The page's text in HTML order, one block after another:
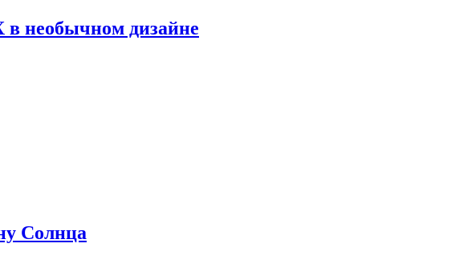
в необычном дизайне
Солнца